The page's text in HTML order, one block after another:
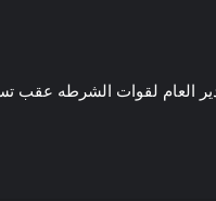
إختبار حقيقي للمدير العام لقوات